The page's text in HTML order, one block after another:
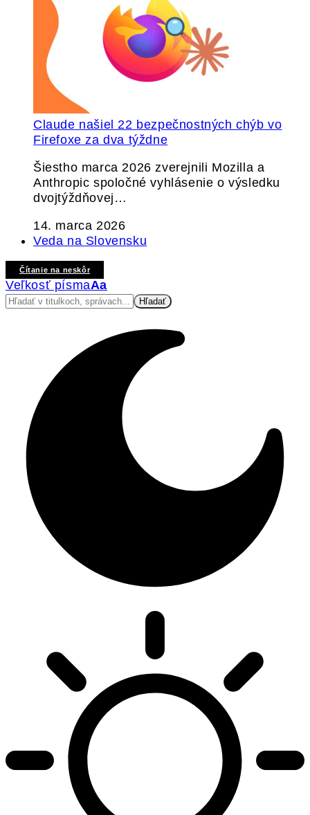
Claude našiel 22 bezpečnostných chýb vo
Firefoxe za dva týždne
Šiestho marca 2026 zverejnili Mozilla a
Anthropic spoločné vyhlásenie o výsledku
dvojtýždňovej…
14. marca 2026
Veda na Slovensku
Čítanie na neskôr
Veľkosť písmaAa